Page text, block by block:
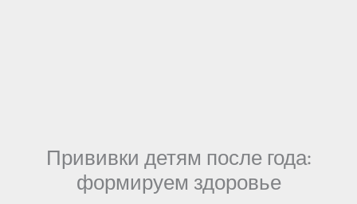
Прививки детям после года:
формируем здоровье